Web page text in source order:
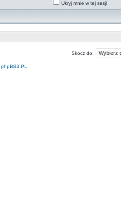
Ukryj mnie w tej sesji
Skocz do:
phpBB3.PL